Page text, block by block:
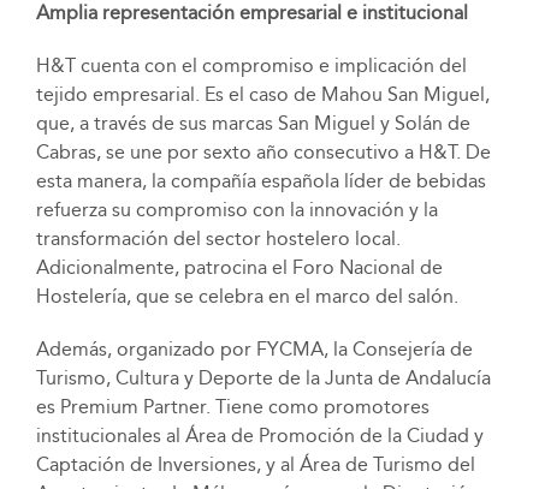
Amplia representación empresarial e institucional
H&T cuenta con el compromiso e implicación del
tejido empresarial. Es el caso de Mahou San Miguel,
que, a través de sus marcas San Miguel y Solán de
Cabras, se une por sexto año consecutivo a H&T. De
esta manera, la compañía española líder de bebidas
refuerza su compromiso con la innovación y la
transformación del sector hostelero local.
Adicionalmente, patrocina el Foro Nacional de
Hostelería, que se celebra en el marco del salón.
Además, organizado por FYCMA, la Consejería de
Turismo, Cultura y Deporte de la Junta de Andalucía
es Premium Partner. Tiene como promotores
institucionales al Área de Promoción de la Ciudad y
Captación de Inversiones, y al Área de Turismo del